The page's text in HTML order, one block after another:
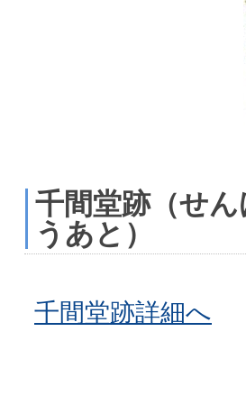
千間堂跡（せ
うあと）
千間堂跡詳細へ